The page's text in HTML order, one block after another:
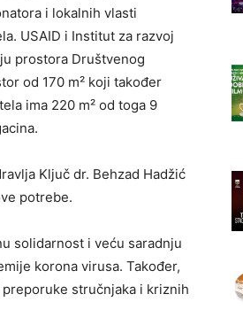
i lokalnih vlasti
USAID i Institut za razvoj
prostora Društvenog
od 170 m² koji također
ima 220 m² od toga 9
Ključ dr. Behzad Hadžić
potrebe.
solidarnost i veću saradnju
korona virusa. Također,
stručnjaka i kriznih